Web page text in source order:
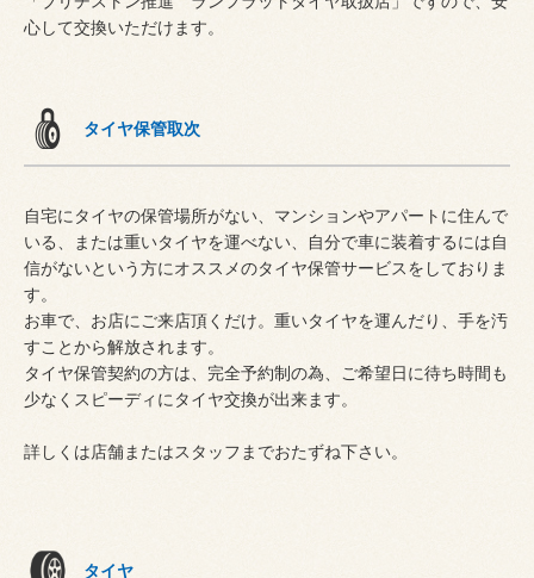
心して交換いただけます。
タイヤ保管取次
自宅にタイヤの保管場所がない、マンションやアパートに住んで
いる、または重いタイヤを運べない、自分で車に装着するには自
信がないという方にオススメのタイヤ保管サービスをしておりま
す。
お車で、お店にご来店頂くだけ。重いタイヤを運んだり、手を汚
すことから解放されます。
タイヤ保管契約の方は、完全予約制の為、ご希望日に待ち時間も
少なくスピーディにタイヤ交換が出来ます。
詳しくは店舗またはスタッフまでおたずね下さい。
タイヤ